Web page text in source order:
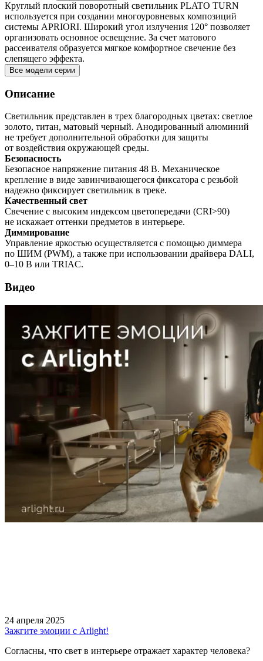
Круглый плоский поворотный светильник PLATO TURN
используется при создании многоуровневых композиций
системы APRIORI. Широкий угол излучения 120° позволяет
организовать основное освещение. За счет матового
рассеивателя образуется мягкое комфортное свечение без
слепящего эффекта.
Все модели серии
Описание
Светильник представлен в трех благородных цветах: светлое
золото, титан, матовый черный. Анодированный алюминий
не требует дополнительной обработки для защиты
от воздействия окружающей среды.
Безопасность
Безопасное напряжение питания 48 В. Механическое
крепление в виде завинчивающегося фиксатора с резьбой
надежно фиксирует светильник в треке.
Качественный свет
Свечение с высоким индексом цветопередачи (CRI>90)
не искажает оттенки предметов в интерьере.
Диммирование
Управление яркостью осуществляется с помощью диммера
по ШИМ (PWM), а также при использовании драйвера DALI,
0–10 В или TRIAC.
Видео
24 апреля 2025
Зажгите эмоции с Arlight!
Согласны, что свет в интерьере отражает характер человека?